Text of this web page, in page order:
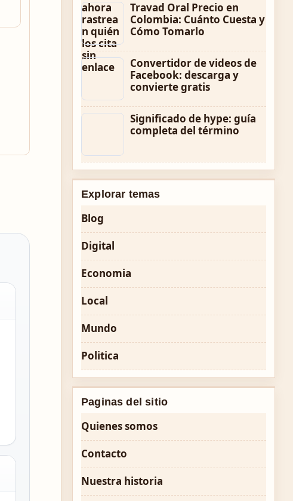
Travad Oral Precio en
Colombia: Cuánto Cuesta y
Cómo Tomarlo
Convertidor de videos de
Facebook: descarga y
convierte gratis
Significado de hype: guía
completa del término
Explorar temas
Blog
Digital
Economia
Local
Mundo
Politica
Paginas del sitio
Quienes somos
Contacto
Nuestra historia